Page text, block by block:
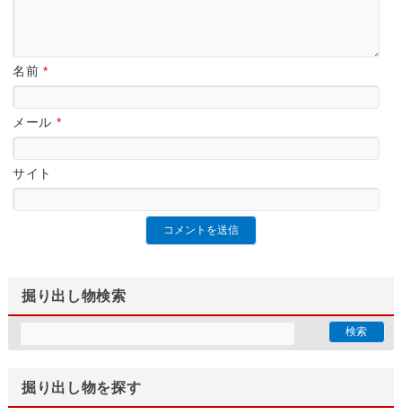
名前*
メール *
サイト
掘り出し物検索
掘り出し物を探す